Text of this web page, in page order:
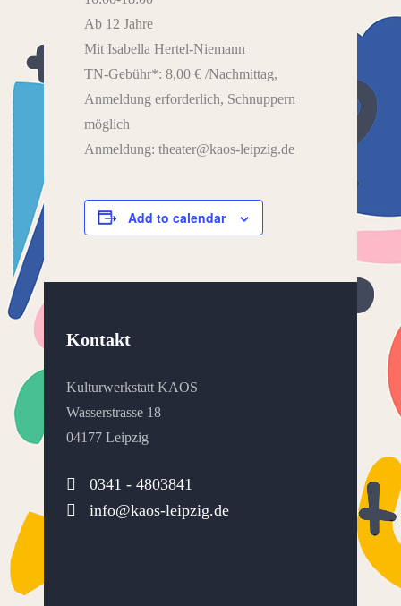
Ab 12 Jahre
Mit Isabella Hertel-Niemann
TN-Gebühr*: 8,00 € /Nachmittag,
Anmeldung erforderlich, Schnuppern
möglich
Anmeldung: theater@kaos-leipzig.de
Add to calendar
Kontakt
Kulturwerkstatt KAOS
Wasserstrasse 18
04177 Leipzig
0341 - 4803841
info@kaos-leipzig.de